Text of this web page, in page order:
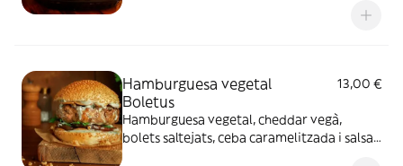
Hamburguesa vegetal
Boletus
13,00 €
Hamburguesa vegetal, cheddar vegà,
bolets saltejats, ceba caramelitzada i salsa